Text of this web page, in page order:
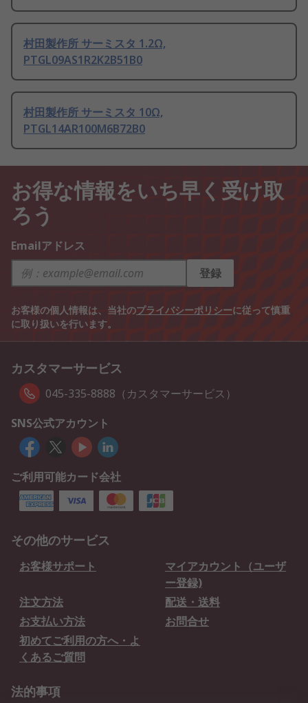
村田製作所 サーミスタ 1.2Ω,
PTGL09AS1R2K2B51B0
村田製作所 サーミスタ 10Ω,
PTGL14AR100M6B72B0
お得な情報をいち早く受け取
ろう
Emailアドレス
登録
お客様の個人情報は、当社のプライバシーポリシーに従って慎重
に取り扱いを行います。
カスタマーサービス
045-335-8888（カスタマーサービス）
SNS公式アカウント
ご利用可能カード会社
その他のサービス
お客様サポート
マイアカウント（ユーザ
ー登録)
注文方法
配送・送料
お支払い方法
お問合せ
初めてご利用の方へ・よ
くあるご質問
法的事項